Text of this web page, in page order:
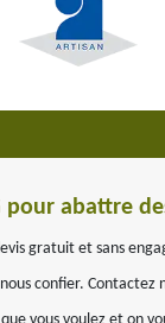
pour abattre
gratuit et sans
confier. Contactez